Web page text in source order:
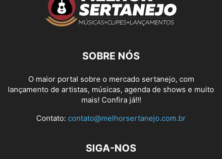
SOBRE NÓS
O maior portal sobre o mercado sertanejo, com
lançamento de artistas, músicas, agenda de shows e muito
mais! Confira já!!!
Contato: contato@melhorsertanejo.com.br
SIGA-NOS